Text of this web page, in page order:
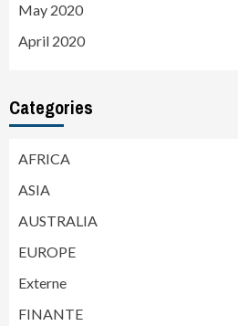
May 2020
April 2020
Categories
AFRICA
ASIA
AUSTRALIA
EUROPE
Externe
FINANTE